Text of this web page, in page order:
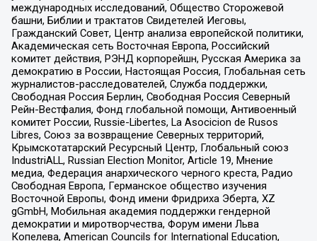
международных исследований, Общество Сторожевой
башни, Библии и трактатов Свидетелей Иеговы,
Гражданский Совет, Центр анализа европейской политики,
Академическая сеть Восточная Европа, Российский
комитет действия, РЭНД корпорейшн, Русская Америка за
демократию в России, Настоящая Россия, Глобальная сеть
журналистов-расследователей, Служба поддержки,
Свободная Россия Берлин, Свободная Россия Северный
Рейн-Вестфалия, Фонд глобальной помощи, Антивоенный
комитет России, Russie-Libertes, La Asocicion de Rusos
Libres, Союз за возвращение Северных территорий,
Крымскотатарский Ресурсный Центр, Глобальный союз
IndustriALL, Russian Election Monitor, Article 19, Мнение
медиа, Федерация анархического черного креста, Радио
Свободная Европа, Германское общество изучения
Восточной Европы, Фонд имени Фридриха Эберта, XZ
gGmbH, Мобильная академия поддержки гендерной
демократии и миротворчества, Форум имени Льва
Копелева, American Councils for International Education,